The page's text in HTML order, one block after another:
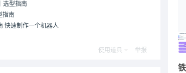
选型指南
指南
快速制作一个机器人
使用道具 举报